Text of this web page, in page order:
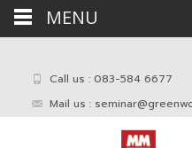
Call us : 083-584 6677
Mail us :
MENU